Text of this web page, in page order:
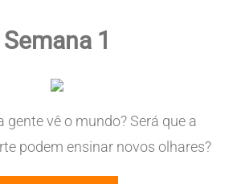
Semana 1
gente vê o mundo? Será que a
podem ensinar novos olhares?